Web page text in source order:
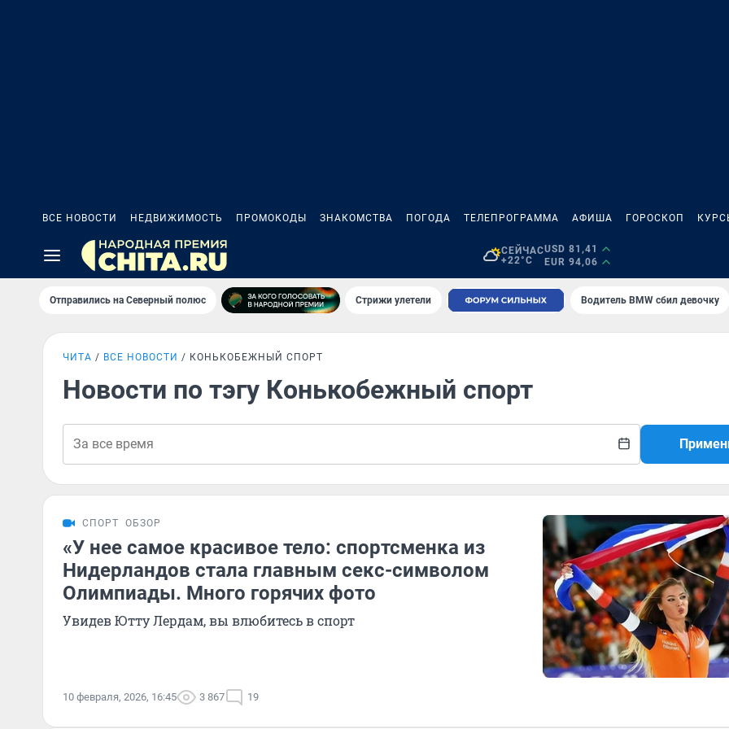
ВСЕ НОВОСТИ НЕДВИЖИМОСТЬ ПРОМОКОДЫ ЗНАКОМСТВА ПОГОДА ТЕЛЕПРОГРАММА АФИША ГОРОСКОП
СЕЙЧАС
+22°C
USD 81,41
EUR 94,06
Отправились на Северный полюс Стрижи улетели Водитель BMW сбил девочку
ЧИТА ВСЕ НОВОСТИ КОНЬКОБЕЖНЫЙ СПОРТ
Новости по тэгу Конькобежный спорт
СПОРТ ОБЗОР
«У нее самое красивое тело: спортсменка из
Нидерландов стала главным секс-символом
Олимпиады. Много горячих фото
Увидев Ютту Лердам, вы влюбитесь в спорт
10 февраля, 2026, 16:45 3 867 19